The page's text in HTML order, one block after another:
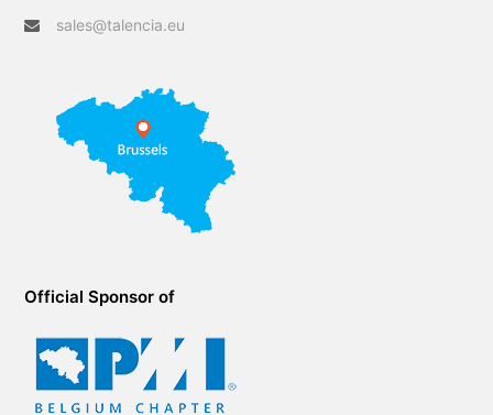
sales@talencia.eu
Official Sponsor of